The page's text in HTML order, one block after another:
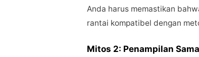
Anda harus memastikan
rantai kompatibel dengan
Mitos 2: Penampilan